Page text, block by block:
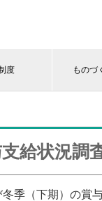
度 ものづ
給状況調
季（下期）の賞